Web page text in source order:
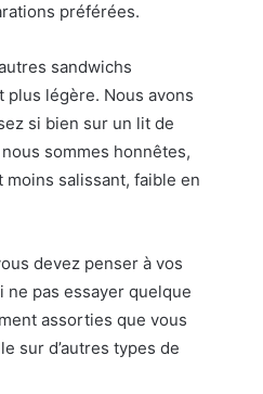
préférées.
sandwichs
légère. Nous avons
si bien sur un lit de
sommes honnêtes,
moins salissant, faible en
devez penser à vos
pas essayer quelque
assorties que vous
sur d’autres types de